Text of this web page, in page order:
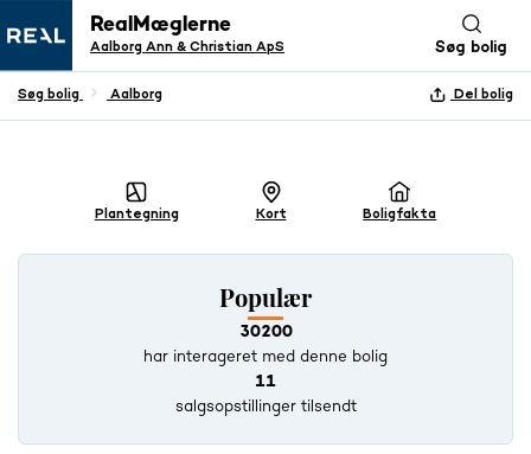
RealMæglerne
Aalborg Ann & Christian ApS Søg bolig
Søg bolig Aalborg Del bolig
+ 26 BILLEDER
Boligfakta
Plantegning Kort
Populær
30200
har interageret med denne bolig
11
salgsopstillinger tilsendt